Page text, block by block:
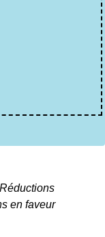
Réductions
en faveur